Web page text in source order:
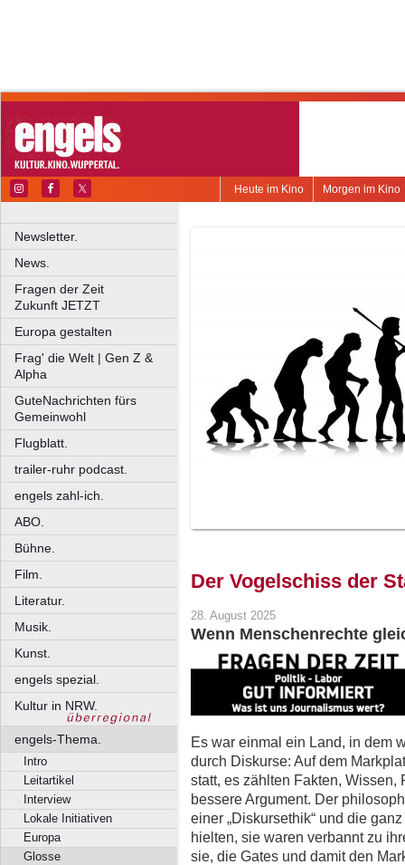
Morgen im Kino
Heute im Kino
Newsletter.
News.
Fragen der Zeit
Zukunft JETZT
Europa gestalten
Frag' die Welt | Gen Z &
Alpha
GuteNachrichten fürs
Gemeinwohl
Flugblatt.
trailer-ruhr podcast.
engels zahl-ich.
ABO.
Bühne.
Film.
Literatur.
Musik.
Kunst.
engels spezial.
Kultur in NRW.
engels-Thema.
Intro
Leitartikel
Interview
Lokale Initiativen
Europa
Glosse
Der Vogelschiss der
28. August 2025
Wenn Menschenrechte
Es war einmal ein Land, in dem
durch Diskurse: Auf dem
statt, es zählten Fakten,
bessere Argument. Der
einer „Diskursethik“ und die
hielten, sie waren verbannt zu
sie, die Gates und damit den